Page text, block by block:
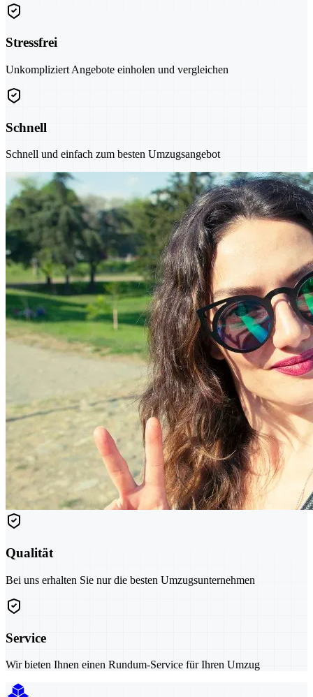
Stressfrei
Unkompliziert Angebote einholen und vergleichen
Schnell
Schnell und einfach zum besten Umzugsangebot
Qualität
Bei uns erhalten Sie nur die besten Umzugsunternehmen
Service
Wir bieten Ihnen einen Rundum-Service für Ihren Umzug